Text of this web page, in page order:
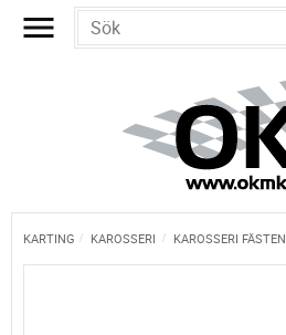
KARTING KAROSSERI KAROSSERI FÄSTEN